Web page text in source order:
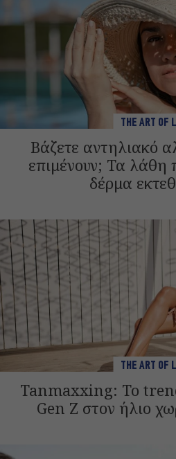
THE ART OF
Βάζετε αντηλιακό
επιμένουν; Τα λάθη
δέρμα
THE ART OF
Tanmaxxing: To
Gen Z στον ήλιο